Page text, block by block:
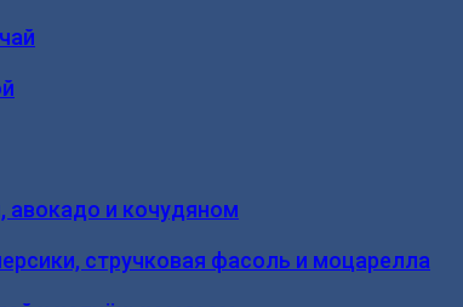
авокадо и кочудяном
стручковая фасоль и моцарелла